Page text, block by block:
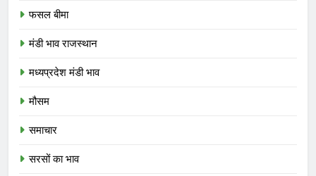
फसल बीमा
मंडी भाव राजस्थान
मध्यप्रदेश मंडी भाव
मौसम
समाचार
सरसों का भाव